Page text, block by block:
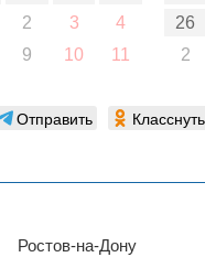
2 3
4
9 10 11
26
2
Отправить Класснуть
Ростов-на-Дону